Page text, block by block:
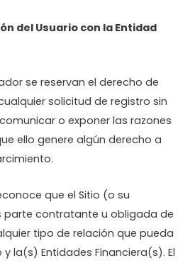
del Usuario con la Entidad
se reservan el derecho de
solicitud de registro sin
o exponer las razones
ello genere algún derecho a
que el Sitio (o su
parte contratante u obligada de
tipo de relación que pueda
y la(s) Entidades Financiera(s). El